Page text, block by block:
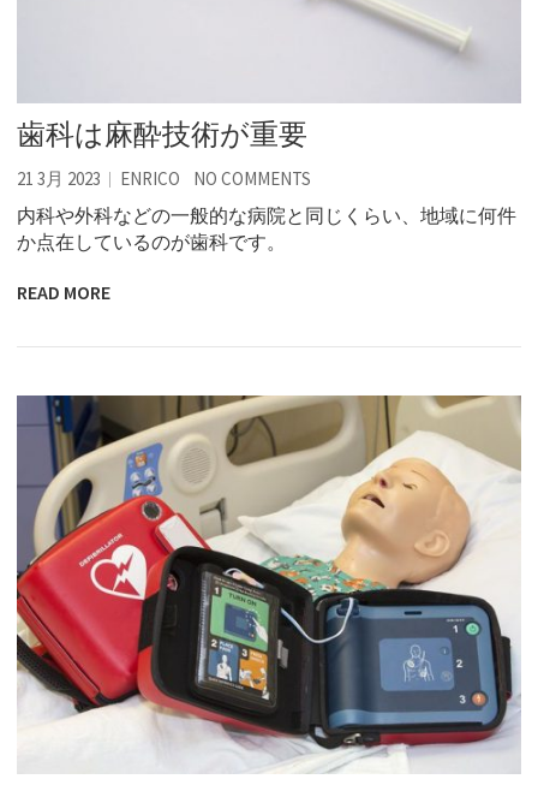
歯科は麻酔技術が重要
21 3月 2023 ENRICO NO COMMENTS
内科や外科などの一般的な病院と同じくらい、地域に何件
か点在しているのが歯科です。
READ MORE